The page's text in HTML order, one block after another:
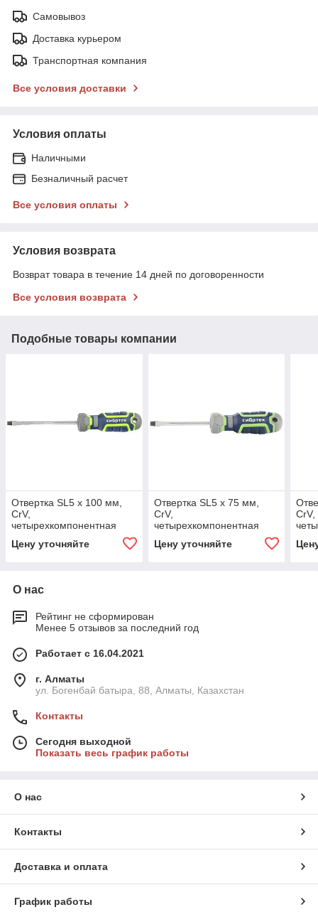
Самовывоз
Доставка курьером
Транспортная компания
Все условия доставки
Условия оплаты
Наличными
Безналичный расчет
Все условия оплаты
Условия возврата
Возврат товара в течение 14 дней по договоренности
Все условия возврата
Подобные товары компании
Отвертка SL5 х 100 мм,
CrV,
четырехкомпонентная
Цену уточняйте
Отвертка SL5 х 75 мм,
CrV,
четырехкомпонентная
Цену уточняйте
CrV,
О нас
Рейтинг не сформирован
Менее 5 отзывов за последний год
Работает с 16.04.2021
г. Алматы
ул. Богенбай батыра, 88, Алматы, Казахстан
Контакты
Сегодня выходной
Показать весь график работы
О нас
Контакты
Доставка и оплата
График работы